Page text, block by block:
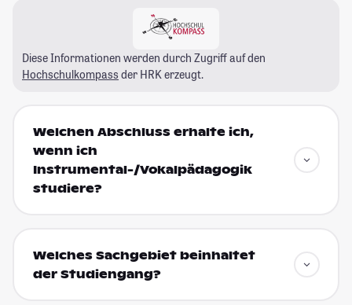
Diese Informationen werden durch Zugriff auf den
Hochschulkompass der HRK erzeugt.
Welchen Abschluss erhalte ich,
wenn ich
Instrumental-/Vokalpädagogik
studiere?
Welches Sachgebiet beinhaltet
der Studiengang?